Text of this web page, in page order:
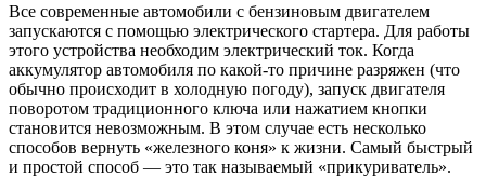
Все современные автомобили с бензиновым двигателем
запускаются с помощью электрического стартера. Для работы
этого устройства необходим электрический ток. Когда
аккумулятор автомобиля по какой-то причине разряжен (что
обычно происходит в холодную погоду), запуск двигателя
поворотом традиционного ключа или нажатием кнопки
становится невозможным. В этом случае есть несколько
способов вернуть «железного коня» к жизни. Самый быстрый
и простой способ — это так называемый «прикуриватель».